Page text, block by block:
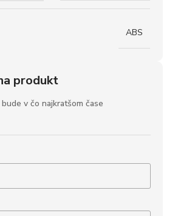
ABS
produkt
v čo najkratšom čase